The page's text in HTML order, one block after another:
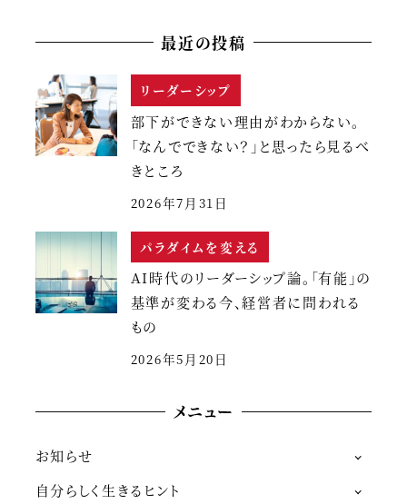
最近の投稿
リーダーシップ
部下ができない理由がわからない。
「なんでできない？」と思ったら見るべ
きところ
2026年7月31日
パラダイムを変える
AI時代のリーダーシップ論。「有能」の
基準が変わる今、経営者に問われる
もの
2026年5月20日
メニュー
お知らせ
自分らしく生きるヒント